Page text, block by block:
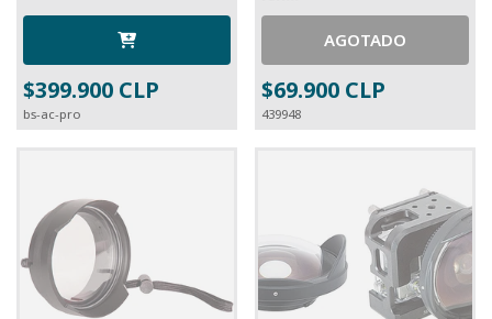
$399.900 CLP
bs-ac-pro
AGOTADO
$69.900 CLP
439948